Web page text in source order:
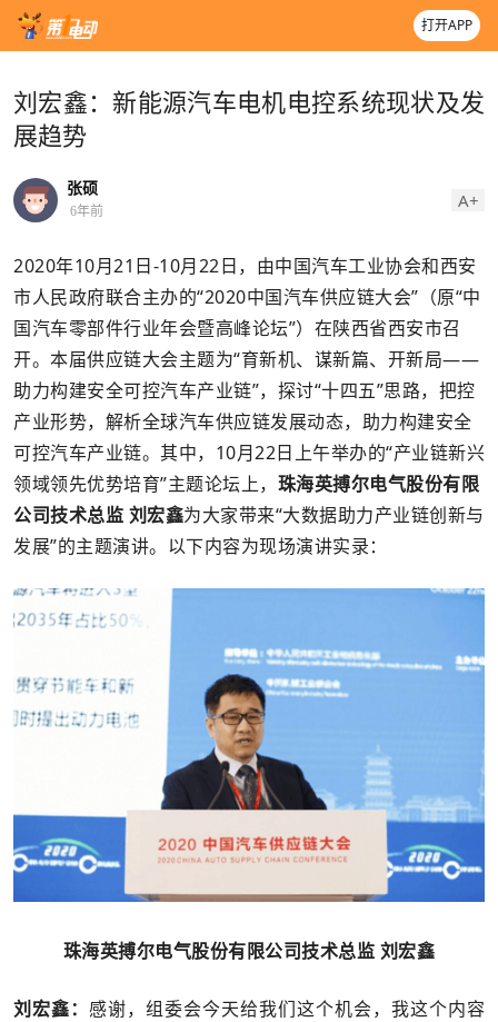
打开APP
刘宏鑫：新能源汽车电机电控系统现状及发
展趋势
张硕
6年前 A+
2020年10月21日-10月22日，由中国汽车工业协会和西安
市人民政府联合主办的“2020中国汽车供应链大会”（原“中
国汽车零部件行业年会暨高峰论坛”）在陕西省西安市召
开。本届供应链大会主题为“育新机、谋新篇、开新局——
助力构建安全可控汽车产业链”，探讨“十四五”思路，把控
产业形势，解析全球汽车供应链发展动态，助力构建安全
可控汽车产业链。其中，10月22日上午举办的“产业链新兴
领域领先优势培育”主题论坛上， 珠海英搏尔电气股份有限
公司技术总监 刘宏鑫为大家带来“大数据助力产业链创新与
发展”的主题演讲。以下内容为现场演讲实录：
珠海英搏尔电气股份有限公司技术总监 刘宏鑫
刘宏鑫： 感谢，组委会今天给我们这个机会，我这个内容